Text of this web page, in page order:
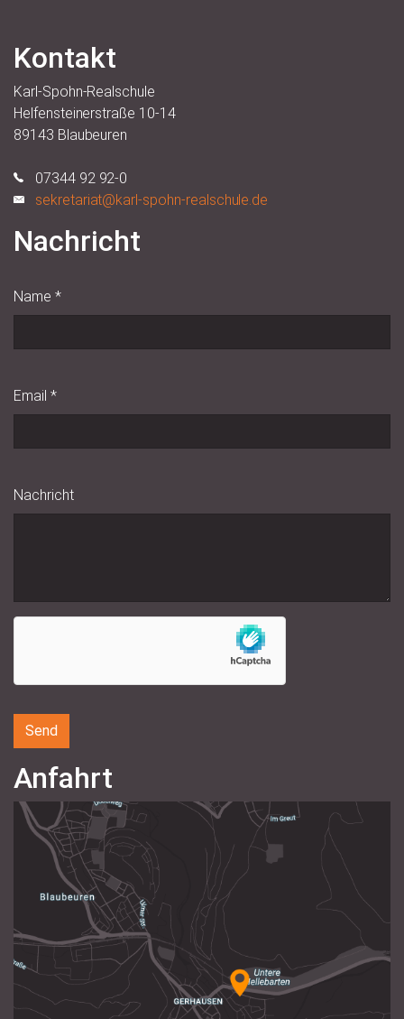
Kontakt
Karl-Spohn-Realschule
Helfensteinerstraße 10-14
89143 Blaubeuren
07344 92 92-0
sekretariat@karl-spohn-realschule.de
Nachricht
Name *
Email *
Nachricht
Anfahrt